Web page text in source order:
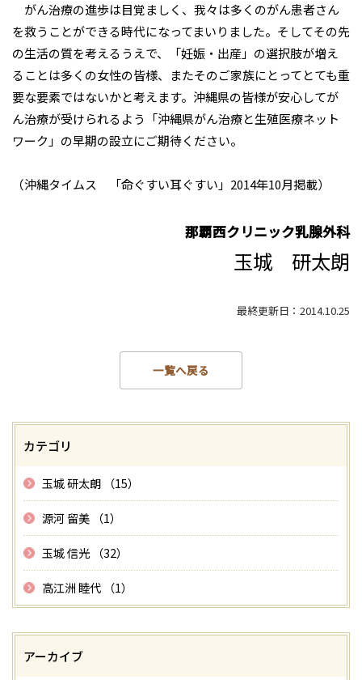
がん治療の進歩は目覚ましく、我々は多くのがん患者さん
を救うことができる時代になってまいりました。そしてその先
の生活の質を考えるうえで、「妊娠・出産」の選択肢が増え
ることは多くの女性の皆様、またそのご家族にとってとても重
要な要素ではないかと考えます。沖縄県の皆様が安心してが
ん治療が受けられるよう「沖縄県がん治療と生殖医療ネット
ワーク」の早期の設立にご期待ください。
（沖縄タイムス 「命ぐすい耳ぐすい」2014年10月掲載）
那覇西クリニック乳腺外科
玉城 研太朗
最終更新日：2014.10.25
一覧へ戻る
カテゴリ
玉城 研太朗 （15）
源河 留美 （1）
玉城 信光 （32）
高江洲 睦代 （1）
アーカイブ